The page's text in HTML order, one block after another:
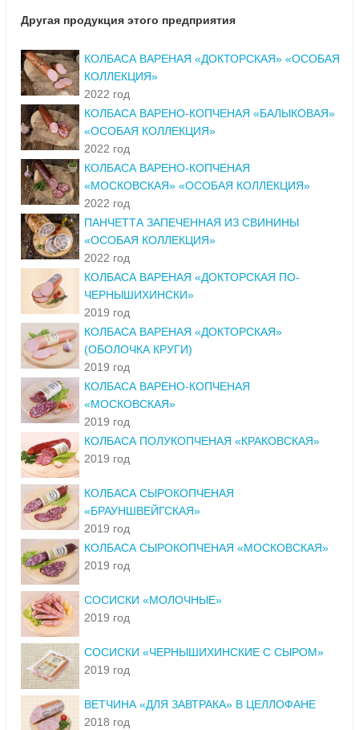
Другая продукция этого предприятия
КОЛБАСА ВАРЕНАЯ «ДОКТОРСКАЯ» «ОСОБАЯ
КОЛЛЕКЦИЯ»
2022 год
КОЛБАСА ВАРЕНО-КОПЧЕНАЯ «БАЛЫКОВАЯ»
«ОСОБАЯ КОЛЛЕКЦИЯ»
2022 год
КОЛБАСА ВАРЕНО-КОПЧЕНАЯ
«МОСКОВСКАЯ» «ОСОБАЯ КОЛЛЕКЦИЯ»
2022 год
ПАНЧЕТТА ЗАПЕЧЕННАЯ ИЗ СВИНИНЫ
«ОСОБАЯ КОЛЛЕКЦИЯ»
2022 год
КОЛБАСА ВАРЕНАЯ «ДОКТОРСКАЯ ПО-
ЧЕРНЫШИХИНСКИ»
2019 год
КОЛБАСА ВАРЕНАЯ «ДОКТОРСКАЯ»
(ОБОЛОЧКА КРУГИ)
2019 год
КОЛБАСА ВАРЕНО-КОПЧЕНАЯ
«МОСКОВСКАЯ»
2019 год
КОЛБАСА ПОЛУКОПЧЕНАЯ «КРАКОВСКАЯ»
2019 год
КОЛБАСА СЫРОКОПЧЕНАЯ
«БРАУНШВЕЙГСКАЯ»
2019 год
КОЛБАСА СЫРОКОПЧЕНАЯ «МОСКОВСКАЯ»
2019 год
СОСИСКИ «МОЛОЧНЫЕ»
2019 год
СОСИСКИ «ЧЕРНЫШИХИНСКИЕ С СЫРОМ»
2019 год
ВЕТЧИНА «ДЛЯ ЗАВТРАКА» В ЦЕЛЛОФАНЕ
2018 год